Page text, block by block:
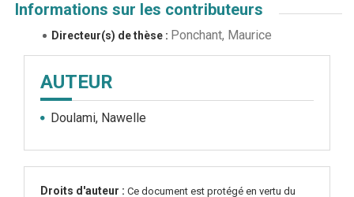
Informations sur les contributeurs
Directeur(s) de thèse : Ponchant, Maurice
AUTEUR
Doulami, Nawelle
Droits d'auteur : Ce document est protégé en vertu du